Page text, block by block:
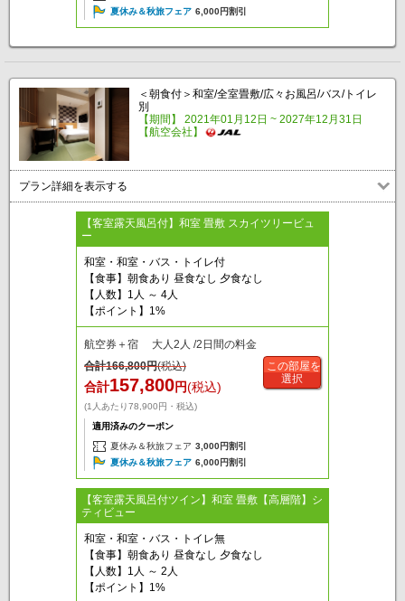
夏休み＆秋旅フェア 6,000円割引
＜朝食付＞和室/全室畳敷/広々お風呂/バス/トイレ
別
【期間】 2021年01月12日 ~ 2027年12月31日
【航空会社】
プラン詳細を表示する
【客室露天風呂付】和室 畳敷 スカイツリービュ
ー
和室・和室・バス・トイレ付
【食事】朝食あり 昼食なし 夕食なし
【人数】1人 ～ 4人
【ポイント】1%
航空券＋宿 大人2人 /2日間の料金
合計166,800円(税込)
合計157,800円(税込)
(1人あたり78,900円・税込)
適用済みのクーポン
夏休み＆秋旅フェア 3,000円割引
夏休み＆秋旅フェア 6,000円割引
この部屋を
選択
【客室露天風呂付ツイン】和室 畳敷【高層階】シ
ティビュー
和室・和室・バス・トイレ無
【食事】朝食あり 昼食なし 夕食なし
【人数】1人 ～ 2人
【ポイント】1%